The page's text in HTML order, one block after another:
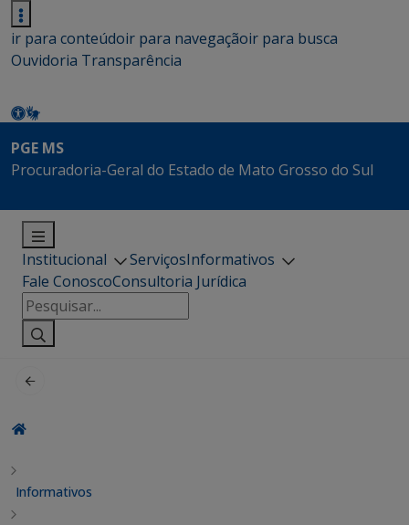
ir para conteúdoir para navegaçãoir para busca
Ouvidoria Transparência
PGE MS
Procuradoria-Geral do Estado de Mato Grosso do Sul
Institucional ServiçosInformativos
Fale ConoscoConsultoria Jurídica
Pesquisar
por:
Informativos